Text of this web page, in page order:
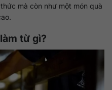
mà còn như một món quà
từ gì?